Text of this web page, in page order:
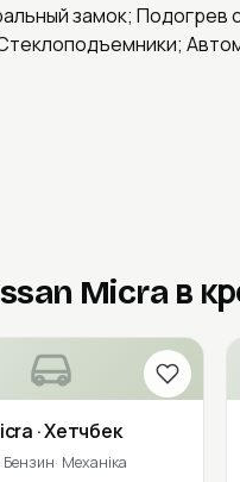
замок; Подогрев
Micra в
· Хетчбек
Бензин Механіка